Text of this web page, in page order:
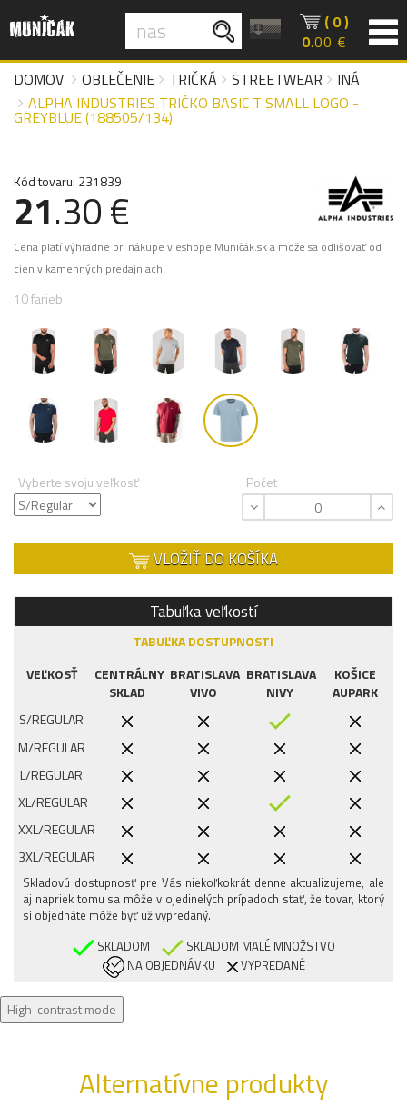
( 0 )
0.00 €
DOMOV
OBLEČENIE TRIČKÁ STREETWEAR
INÁ
ALPHA INDUSTRIES TRIČKO BASIC T SMALL LOGO -
GREYBLUE (188505/134)
Kód tovaru: 231839
21.30 €
Cena platí výhradne pri nákupe v eshope Muničák.sk a môže sa odlišovať od
cien v kamenných predajniach.
10 farieb
Vyberte svoju veľkosť Počet
VLOŽIŤ DO KOŠÍKA
Tabuľka veľkostí
TABUĽKA DOSTUPNOSTI
VEĽKOSŤ
CENTRÁLNY
SKLAD
BRATISLAVA
VIVO
BRATISLAVA
NIVY
KOŠICE
AUPARK
S/REGULAR
M/REGULAR
L/REGULAR
XL/REGULAR
XXL/REGULAR
3XL/REGULAR
Skladovú dostupnosť pre Vás niekoľkokrát denne aktualizujeme, ale
aj napriek tomu sa môže v ojedinelých prípadoch stať, že tovar, ktorý
si objednáte môže byť už vypredaný.
SKLADOM
SKLADOM MALÉ MNOŽSTVO
NA OBJEDNÁVKU
VYPREDANÉ
High-contrast mode
Alternatívne produkty